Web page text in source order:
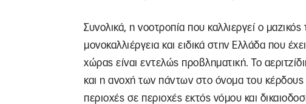
Συνολικά, η νοοτροπία που καλλιεργεί ο
μονοκαλλιέργεια και ειδικά στην Ελλάδα που
χώρας είναι εντελώς προβληματική. Το
και η ανοχή των πάντων στο όνομα του κέρδους
περιοχές σε περιοχές εκτός νόμου και